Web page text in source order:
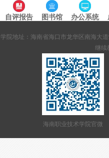
自评报告 图书馆 办公系统
学院地址：海南省海口市龙华区南海大道
继续
海南职业技术学院官微